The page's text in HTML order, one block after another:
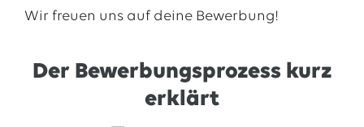
Wir freuen uns auf deine Bewerbung!
Der Bewerbungsprozess kurz
erklärt